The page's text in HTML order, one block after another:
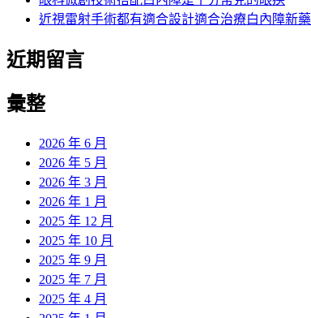
近視雷射手術都有適合設計適合治療白內障新藥
近期留言
彙整
2026 年 6 月
2026 年 5 月
2026 年 3 月
2026 年 1 月
2025 年 12 月
2025 年 10 月
2025 年 9 月
2025 年 7 月
2025 年 4 月